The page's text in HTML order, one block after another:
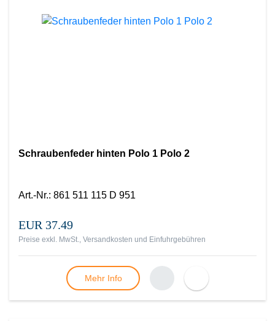
Schraubenfeder hinten Polo 1 Polo 2
Art.-Nr.: 861 511 115 D 951
EUR 37.49
Preise exkl. MwSt., Versandkosten und Einfuhrgebühren
Mehr Info